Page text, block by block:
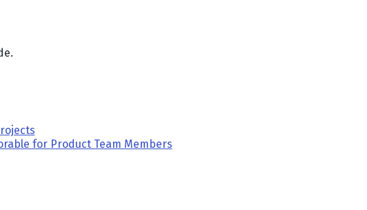
for Product Team Members